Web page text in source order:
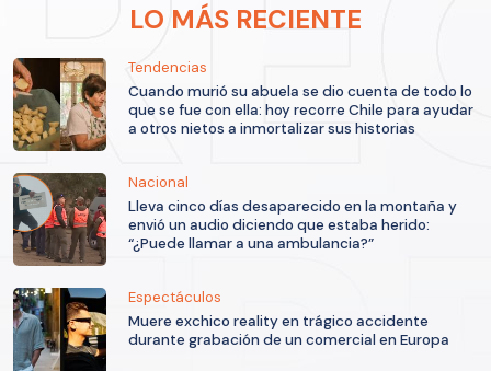
LO MÁS RECIENTE
Tendencias
Cuando murió su abuela se dio cuenta de todo lo
que se fue con ella: hoy recorre Chile para ayudar
a otros nietos a inmortalizar sus historias
Nacional
Lleva cinco días desaparecido en la montaña y
envió un audio diciendo que estaba herido:
“¿Puede llamar a una ambulancia?”
Espectáculos
Muere exchico reality en trágico accidente
durante grabación de un comercial en Europa